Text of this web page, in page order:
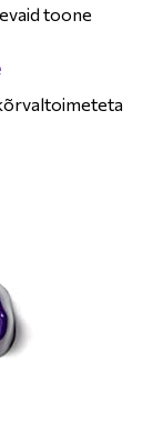
toone